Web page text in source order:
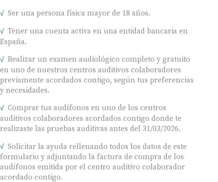
Ser una persona física mayor de 18 años.
Tener una cuenta activa en una entidad bancaria en
España.
Realizar un examen audiológico completo y gratuito
en uno de nuestros centros auditivos colaboradores
previamente acordados contigo, según tus preferencias
y necesidades.
Comprar tus audífonos en uno de los centros
auditivos colaboradores acordados contigo donde te
realizaste las pruebas auditivas antes del 31/03/2026.
Solicitar la ayuda rellenando todos los datos de este
formulario y adjuntando la factura de compra de los
audífonos emitida por el centro auditivo colaborador
acordado contigo.